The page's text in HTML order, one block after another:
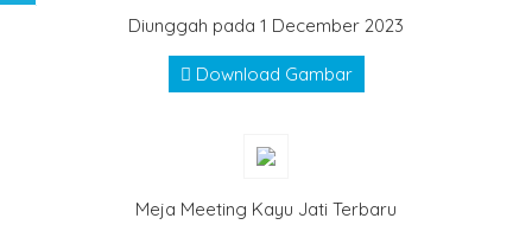
Diunggah pada 1 December 2023
Download Gambar
Meja Meeting Kayu Jati Terbaru